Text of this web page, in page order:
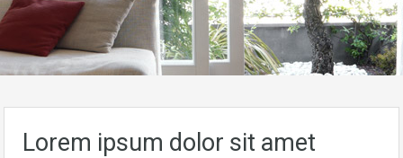
Lorem ipsum dolor sit amet